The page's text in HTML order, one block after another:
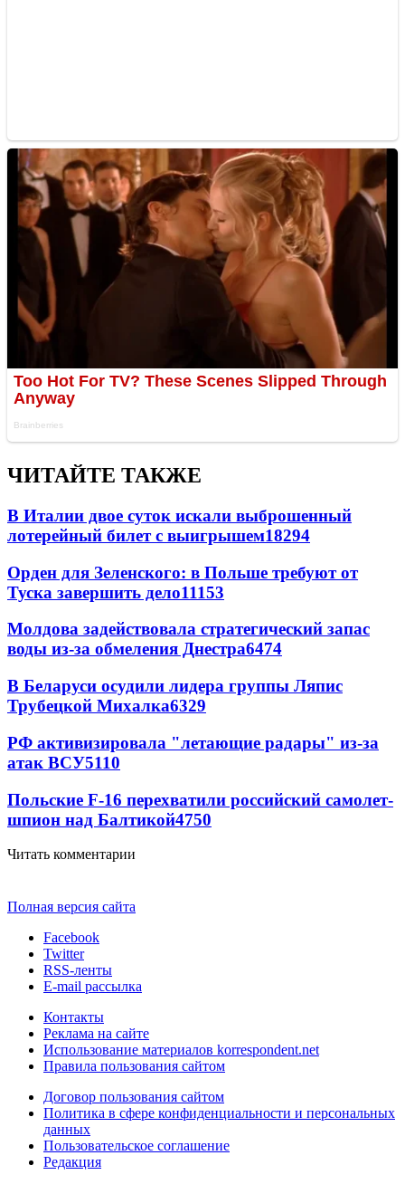
ЧИТАЙТЕ ТАКЖЕ
В Италии двое суток искали выброшенный
лотерейный билет с выигрышем18294
Орден для Зеленского: в Польше требуют от
Туска завершить дело11153
Молдова задействовала стратегический запас
воды из-за обмеления Днестра6474
В Беларуси осудили лидера группы Ляпис
Трубецкой Михалка6329
РФ активизировала "летающие радары" из-за
атак ВСУ5110
Польские F-16 перехватили российский самолет-
шпион над Балтикой4750
Читать комментарии
Полная версия сайта
Facebook
Twitter
RSS-ленты
E-mail рассылка
Контакты
Реклама на сайте
Использование материалов korrespondent.net
Правила пользования сайтом
Договор пользования сайтом
Политика в сфере конфиденциальности и персональных
данных
Пользовательское соглашение
Редакция